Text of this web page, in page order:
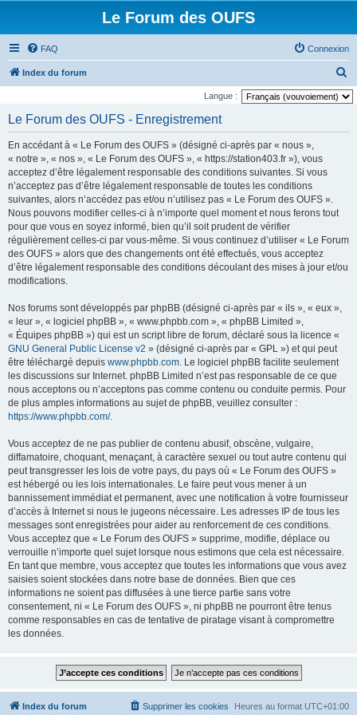
Le Forum des OUFS
FAQ Connexion
Index du forum
e
r
Langue :
Le Forum des OUFS - Enregistrement
En accédant à « Le Forum des OUFS » (désigné ci-après par « nous »,
« notre », « nos », « Le Forum des OUFS », « https://station403.fr »), vous
acceptez d’être légalement responsable des conditions suivantes. Si vous
n’acceptez pas d’être légalement responsable de toutes les conditions
suivantes, alors n’accédez pas et/ou n’utilisez pas « Le Forum des OUFS ».
Nous pouvons modifier celles-ci à n’importe quel moment et nous ferons tout
pour que vous en soyez informé, bien qu’il soit prudent de vérifier
régulièrement celles-ci par vous-même. Si vous continuez d’utiliser « Le Forum
des OUFS » alors que des changements ont été effectués, vous acceptez
d’être légalement responsable des conditions découlant des mises à jour et/ou
modifications.
Nos forums sont développés par phpBB (désigné ci-après par « ils », « eux »,
« leur », « logiciel phpBB », « www.phpbb.com », « phpBB Limited »,
« Équipes phpBB ») qui est un script libre de forum, déclaré sous la licence «
GNU General Public License v2 » (désigné ci-après par « GPL ») et qui peut
être téléchargé depuis www.phpbb.com. Le logiciel phpBB facilite seulement
les discussions sur Internet. phpBB Limited n’est pas responsable de ce que
nous acceptons ou n’acceptons pas comme contenu ou conduite permis. Pour
de plus amples informations au sujet de phpBB, veuillez consulter :
https://www.phpbb.com/.
Vous acceptez de ne pas publier de contenu abusif, obscène, vulgaire,
diffamatoire, choquant, menaçant, à caractère sexuel ou tout autre contenu qui
peut transgresser les lois de votre pays, du pays où « Le Forum des OUFS »
est hébergé ou les lois internationales. Le faire peut vous mener à un
bannissement immédiat et permanent, avec une notification à votre fournisseur
d’accès à Internet si nous le jugeons nécessaire. Les adresses IP de tous les
messages sont enregistrées pour aider au renforcement de ces conditions.
Vous acceptez que « Le Forum des OUFS » supprime, modifie, déplace ou
verrouille n’importe quel sujet lorsque nous estimons que cela est nécessaire.
En tant que membre, vous acceptez que toutes les informations que vous avez
saisies soient stockées dans notre base de données. Bien que ces
informations ne soient pas diffusées à une tierce partie sans votre
consentement, ni « Le Forum des OUFS », ni phpBB ne pourront être tenus
comme responsables en cas de tentative de piratage visant à compromettre
les données.
Index du forum Heures au format UTC+01:00
Supprimer les cookies